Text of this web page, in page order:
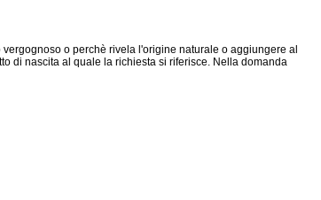
o perchè rivela l'origine naturale o aggiungere al
di nascita al quale la richiesta si riferisce. Nella domanda